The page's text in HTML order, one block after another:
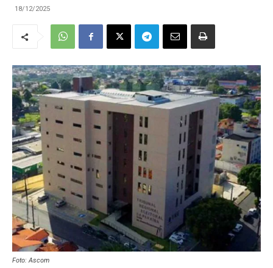
18/12/2025
Foto: Ascom